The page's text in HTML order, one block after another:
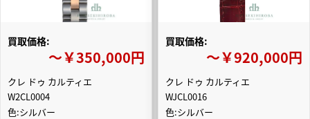
買取価格:
〜￥350,000円
クレ ドゥ カルティエ
W2CL0004
色:シルバー
買取価格:
〜￥920,000円
クレ ドゥ カルティエ
WJCL0016
色:シルバー